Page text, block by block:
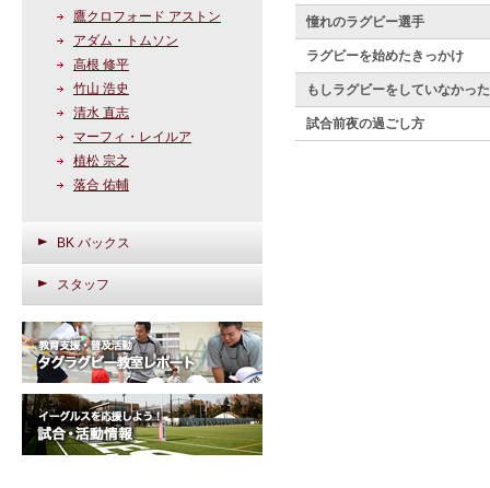
鷹クロフォード アストン
アダム・トムソン
高根 修平
竹山 浩史
清水 直志
マーフィ・レイルア
植松 宗之
落合 佑輔
BK バックス
スタッフ
憧れのラグビー選手
ラグビーを始めたきっかけ
もしラグビーをしていなかっ
試合前夜の過ごし方